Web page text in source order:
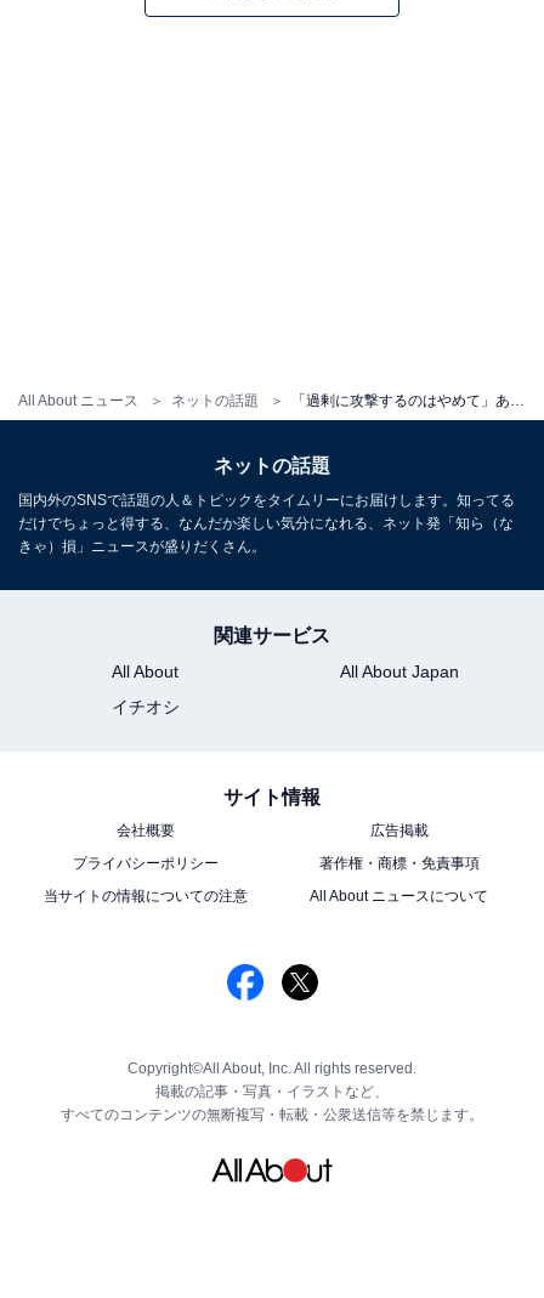
All About ニュース ネットの話題
ネットの話題
国内外のSNSで話題の人＆トピックをタイムリーにお届けします。知ってる
だけでちょっと得する、なんだか楽しい気分になれる、ネット発「知ら（な
きゃ）損」ニュースが盛りだくさん。
関連サービス
All About
All About Japan
イチオシ
サイト情報
会社概要
広告掲載
プライバシーポリシー
著作権・商標・免責事項
当サイトの情報についての注意
All About ニュースについて
Copyright©All About, Inc. All rights reserved.
掲載の記事・写真・イラストなど、
すべてのコンテンツの無断複写・転載・公衆送信等を禁じます。